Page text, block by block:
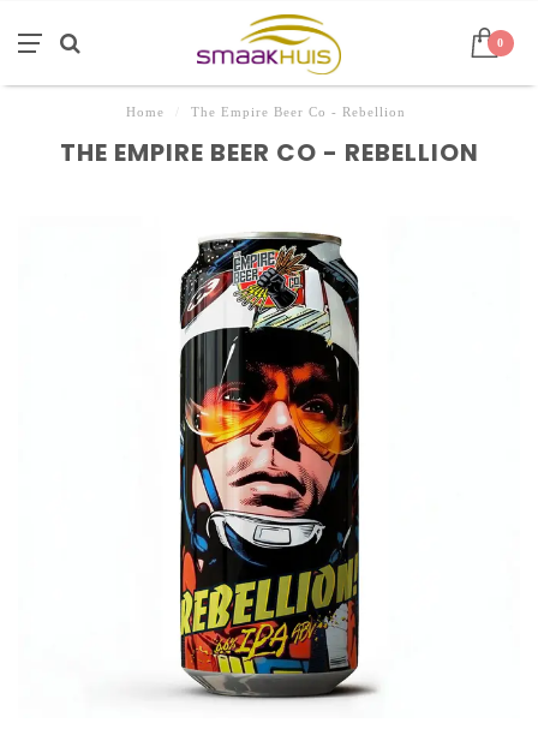
0
Home The Empire Beer Co - Rebellion
THE EMPIRE BEER CO - REBELLION